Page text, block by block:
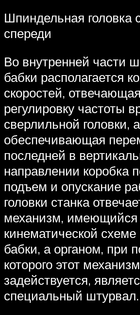
Шпиндельная головка
спереди
Во внутренней части
бабки располагается
скоростей,
регулировку частоты
сверлильной головки,
обеспечивающая
последней в
направлении коробка
подъем и опускание
головки станка
механизм, имеющийся
кинематической
бабки, а органом, при
которого этот механизм
задействуется,
специальный штурвал.